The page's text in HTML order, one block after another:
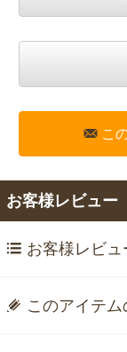
こ
お客様レビュー
お客様レビ
このアイテ